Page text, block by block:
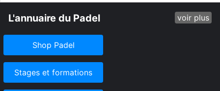
L'annuaire du Padel voir plus
Shop Padel
Stages et formations